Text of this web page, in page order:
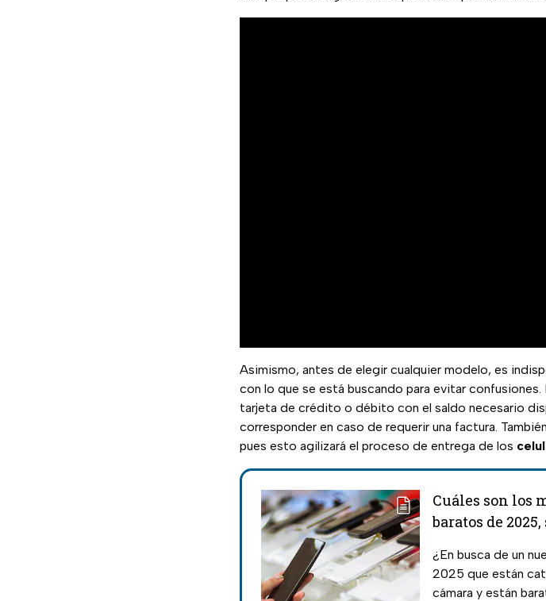
Asimismo, antes de elegir cualquier modelo, es
con lo que se está buscando para evitar
tarjeta de crédito o débito con el saldo necesario
corresponder en caso de requerir una factura.
pues esto agilizará el proceso de entrega de los
Cuáles son los
baratos de
¿En busca de un
2025 que están
cámara y están